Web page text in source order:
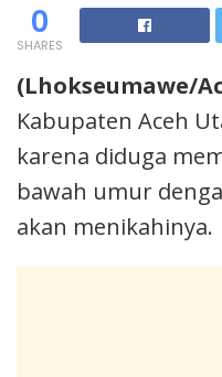
0
SHARES
(Lhokseumawe/
Kabupaten Aceh
karena diduga
bawah umur
akan menikahinya.